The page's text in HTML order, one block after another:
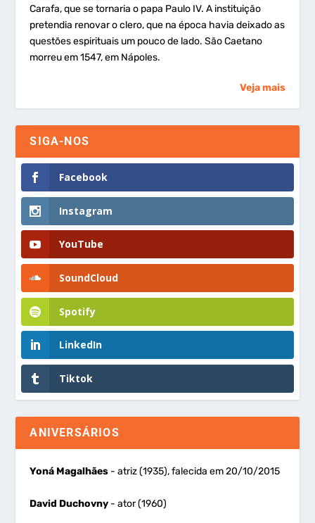
Carafa, que se tornaria o papa Paulo IV. A instituição
pretendia renovar o clero, que na época havia deixado as
questões espirituais um pouco de lado. São Caetano
morreu em 1547, em Nápoles.
Veja mais
SIGA-NOS
Facebook
Instagram
YouTube
SoundCloud
Spotify
LinkedIn
Tiktok
ANIVERSÁRIOS
Yoná Magalhães - atriz (1935), falecida em 20/10/2015
David Duchovny - ator (1960)